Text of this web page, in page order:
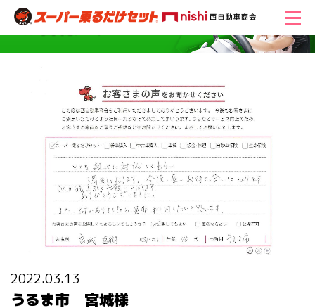
2022.03.13
うるま市 宮城様